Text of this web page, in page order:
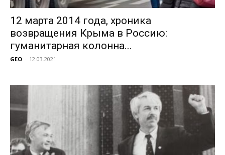
12 марта 2014 года, хроника
возвращения Крыма в Россию:
гуманитарная колонна...
GEO - 12.03.2021